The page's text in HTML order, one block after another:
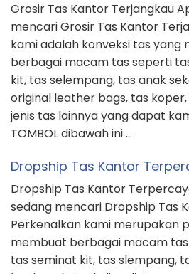
Grosir Tas Kantor Terjangkau
mencari Grosir Tas Kantor
kami adalah konveksi tas yang
berbagai macam tas seperti
kit, tas selempang, tas anak
original leather bags, tas
jenis tas lainnya yang dapat
TOMBOL dibawah ini …
Dropship Tas Kantor
Dropship Tas Kantor
sedang mencari Dropship Tas
Perkenalkan kami merupakan
membuat berbagai macam
tas seminat kit, tas slempang,